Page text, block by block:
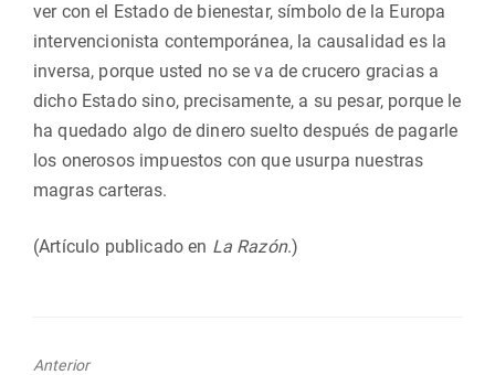
ver con el Estado de bienestar, símbolo de la Europa
intervencionista contemporánea, la causalidad es la
inversa, porque usted no se va de crucero gracias a
dicho Estado sino, precisamente, a su pesar, porque le
ha quedado algo de dinero suelto después de pagarle
los onerosos impuestos con que usurpa nuestras
magras carteras.
(Artículo publicado en La Razón.)
Anterior